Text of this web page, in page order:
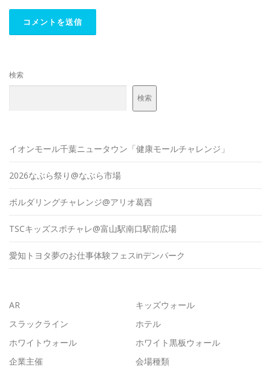
検索
検索
イオンモール千葉ニュータウン「健康モールチャレンジ」
2026なぶら祭り@なぶら市場
ボルダリングチャレンジ@アリオ葛西
TSCキッズスポチャレ@富山駅南口駅前広場
愛知トヨタ夢のお仕事体験フェスinデンパーク
AR
キッズウォール
スラックライン
ホテル
ホワイトウォール
ホワイト黒板ウォール
企業主催
会場種類